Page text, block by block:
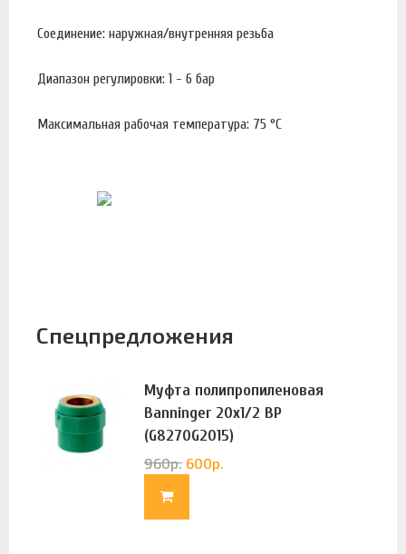
Соединение: наружная/внутренняя резьба
Диапазон регулировки: 1 - 6 бар
Максимальная рабочая температура: 75 °С
Спецпредложения
Муфта полипропиленовая
Banninger 20х1/2 ВР
(G8270G2015)
960р. 600р.